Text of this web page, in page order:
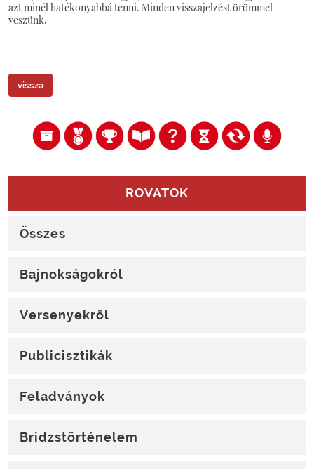
azt minél hatékonyabbá tenni. Minden visszajelzést örömmel
veszünk.
vissza
ROVATOK
Összes
Bajnokságokról
Versenyekről
Publicisztikák
Feladványok
Bridzstörténelem